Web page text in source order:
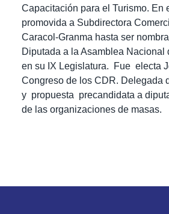
Capacitación para el Turismo. En
promovida a Subdirectora
Caracol-Granma hasta ser
Diputada a la Asamblea Nacional
en su IX Legislatura. Fue electa
Congreso de los CDR. Delegada
y propuesta precandidata a
de las organizaciones de masas.